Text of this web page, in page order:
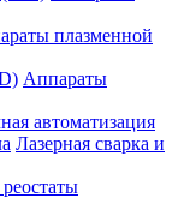
плазменной
Аппараты
автоматизация
Лазерная сварка и